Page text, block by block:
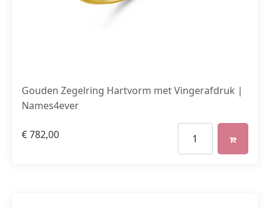
Gouden Zegelring Hartvorm met Vingerafdruk |
Names4ever
€782,00